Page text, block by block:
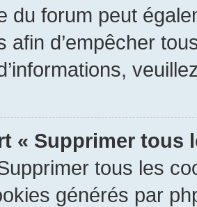
du forum peut
afin d’empêcher
« Supprimer tous
tous les
générés par